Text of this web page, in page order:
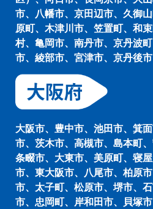
市、八幡市、京田辺市、久御
原町、木津川市、笠置町、和
村、亀岡市、南丹市、京丹波
市、綾部市、宮津市、京丹後
大阪市、豊中市、池田市、箕
市、茨木市、高槻市、島本町
条畷市、大東市、美原町、寝
市、東大阪市、八尾市、柏原
市、太子町、松原市、堺市、
市、忠岡町、岸和田市、貝塚